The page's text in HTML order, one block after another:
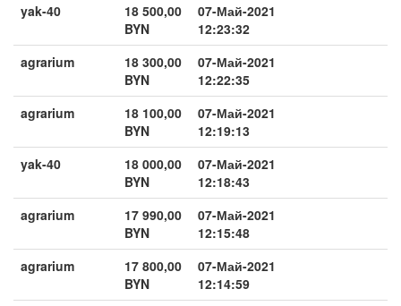
yak-40
18 500,00
BYN
07-Май-2021
12:23:32
agrarium
18 300,00
BYN
07-Май-2021
12:22:35
agrarium
18 100,00
BYN
07-Май-2021
12:19:13
yak-40
18 000,00
BYN
07-Май-2021
12:18:43
agrarium
17 990,00
BYN
07-Май-2021
12:15:48
agrarium
17 800,00
BYN
07-Май-2021
12:14:59